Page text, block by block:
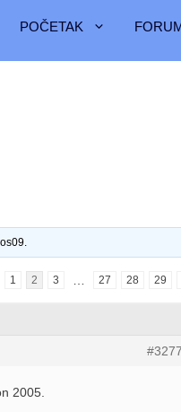
POČETAK
1 2 3 27 28 29
2005.